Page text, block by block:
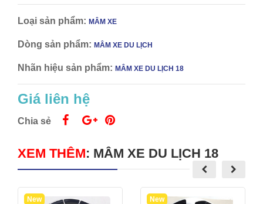
Loại sản phẩm: MÂM XE
Dòng sản phẩm: MÂM XE DU LỊCH
Nhãn hiệu sản phẩm: MÂM XE DU LỊCH 18
Giá liên hệ
Chia sẻ
XEM THÊM: MÂM XE DU LỊCH 18
New New